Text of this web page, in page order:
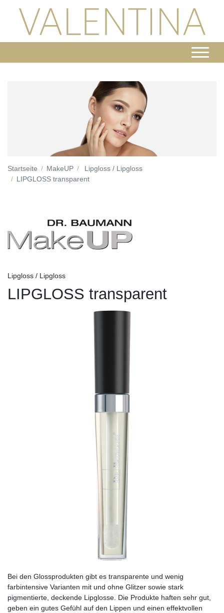
Startseite MakeUP
Lipgloss / Lipgloss
LIPGLOSS transparent
Lipgloss / Lipgloss
LIPGLOSS transparent
Bei den Glossprodukten gibt es transparente und wenig
farbintensive Varianten mit und ohne Glitzer sowie stark
pigmentierte, deckende Lipglosse. Die Produkte haften sehr gut,
geben ein gutes Gefühl auf den Lippen und einen effektvollen